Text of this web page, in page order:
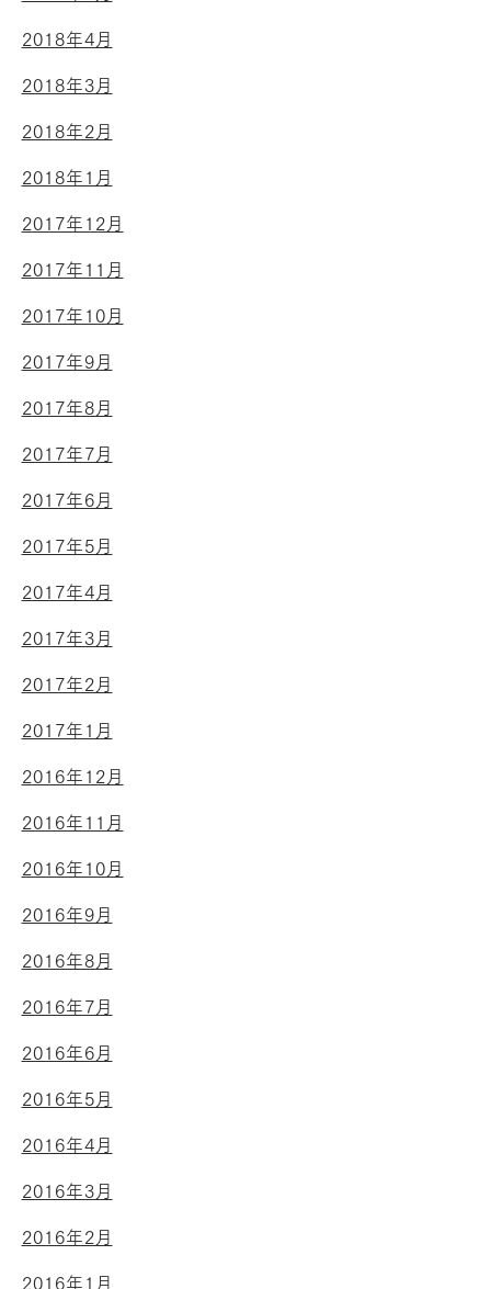
2018年4月
2018年3月
2018年2月
2018年1月
2017年12月
2017年11月
2017年10月
2017年9月
2017年8月
2017年7月
2017年6月
2017年5月
2017年4月
2017年3月
2017年2月
2017年1月
2016年12月
2016年11月
2016年10月
2016年9月
2016年8月
2016年7月
2016年6月
2016年5月
2016年4月
2016年3月
2016年2月
2016年1月